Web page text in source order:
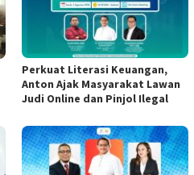
Perkuat Literasi Keuangan,
Anton Ajak Masyarakat Lawan
Judi Online dan Pinjol Ilegal